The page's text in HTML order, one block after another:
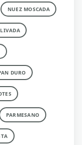
NUEZ MOSCADA
DURO
PARMESANO